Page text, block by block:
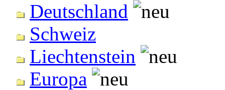
Deutschland
Schweiz
Liechtenstein
Europa